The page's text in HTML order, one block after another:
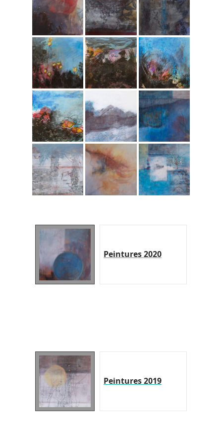
Peintures 2020
Peintures 2019